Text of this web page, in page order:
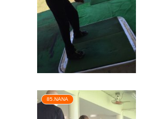
85.NANA